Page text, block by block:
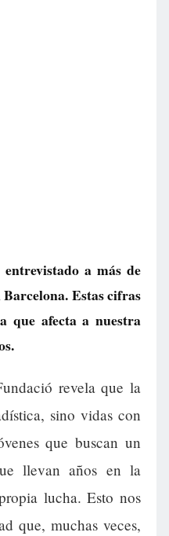
a más de
Estas cifras
que afecta a nuestra
revela que la
sino vidas con
que buscan un
llevan años en la
lucha. Esto nos
que, muchas veces,